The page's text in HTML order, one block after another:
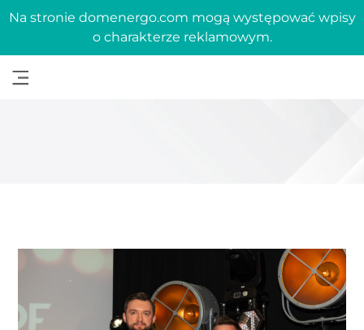
Na stronie domenergo.com mogą występować wpisy
o charakterze reklamowym.